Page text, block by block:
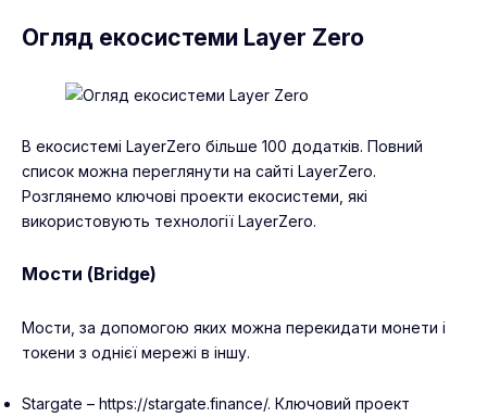
Огляд екосистеми Layer Zero
В екосистемі LayerZero більше 100 додатків. Повний
список можна переглянути на сайті LayerZero.
Розглянемо ключові проекти екосистеми, які
використовують технології LayerZero.
Мости (Bridge)
Мости, за допомогою яких можна перекидати монети і
токени з однієї мережі в іншу.
Stargate – https://stargate.finance/. Ключовий проект